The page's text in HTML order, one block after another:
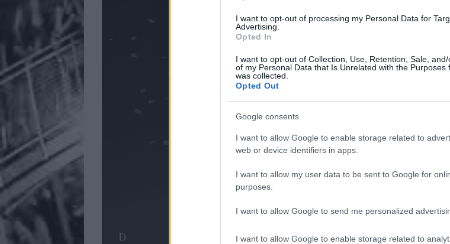
I want to opt-out of processing my Personal Data for
Advertising.
Opted In
I want to opt-out of Collection, Use, Retention, Sale,
of my Personal Data that Is Unrelated with the Purposes
was collected.
Opted Out
Google consents
I want to allow Google to enable storage related to
web or device identifiers in apps.
I want to allow my user data to be sent to Google for
purposes.
I want to allow Google to send me personalized
I want to allow Google to enable storage related to